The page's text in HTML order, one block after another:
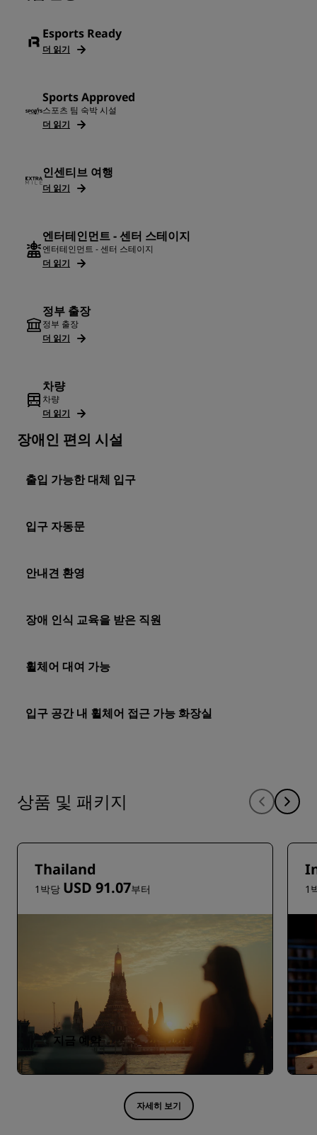
Esports Ready
더 읽기
Sports Approved
스포츠 팀 숙박 시설
더 읽기
인센티브 여행
더 읽기
엔터테인먼트 - 센터 스테이지
엔터테인먼트 - 센터 스테이지
더 읽기
정부 출장
정부 출장
더 읽기
차량
차량
더 읽기
장애인 편의 시설
출입 가능한 대체 입구
입구 자동문
안내견 환영
장애 인식 교육을 받은 직원
휠체어 대여 가능
입구 공간 내 휠체어 접근 가능 화장실
상품 및 패키지
Thailand
1박당 USD 91.07부터
지금 예약
1
자세히 보기